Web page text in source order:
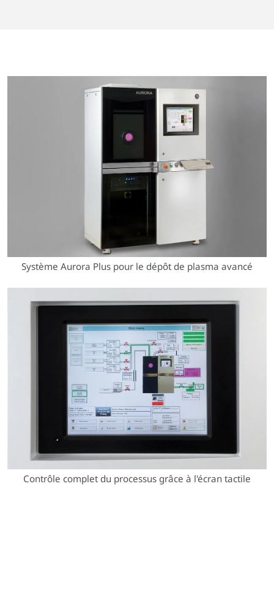
Système Aurora Plus pour le dépôt de plasma avancé
Contrôle complet du processus grâce à l'écran tactile